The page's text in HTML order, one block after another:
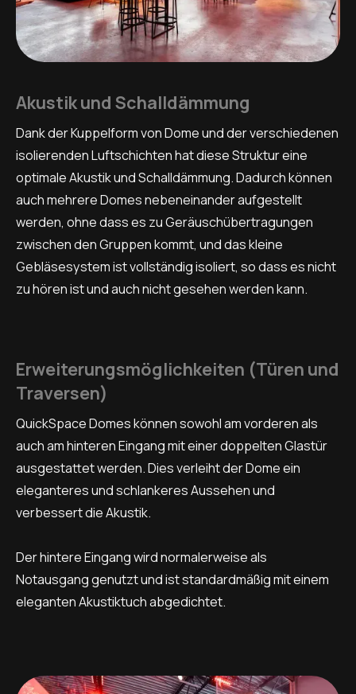
Akustik und Schalldämmung
Dank der Kuppelform von Dome und der verschiedenen
isolierenden Luftschichten hat diese Struktur eine
optimale Akustik und Schalldämmung. Dadurch können
auch mehrere Domes nebeneinander aufgestellt
werden, ohne dass es zu Geräuschübertragungen
zwischen den Gruppen kommt, und das kleine
Gebläsesystem ist vollständig isoliert, so dass es nicht
zu hören ist und auch nicht gesehen werden kann.
Erweiterungsmöglichkeiten (Türen und
Traversen)
QuickSpace Domes können sowohl am vorderen als
auch am hinteren Eingang mit einer doppelten Glastür
ausgestattet werden. Dies verleiht der Dome ein
eleganteres und schlankeres Aussehen und
verbessert die Akustik.
Der hintere Eingang wird normalerweise als
Notausgang genutzt und ist standardmäßig mit einem
eleganten Akustiktuch abgedichtet.